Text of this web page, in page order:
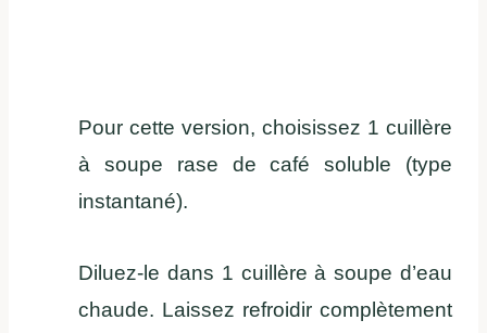
Pour cette version, choisissez 1 cuillère
à soupe rase de café soluble (type
instantané).
Diluez-le dans 1 cuillère à soupe d’eau
chaude. Laissez refroidir complètement